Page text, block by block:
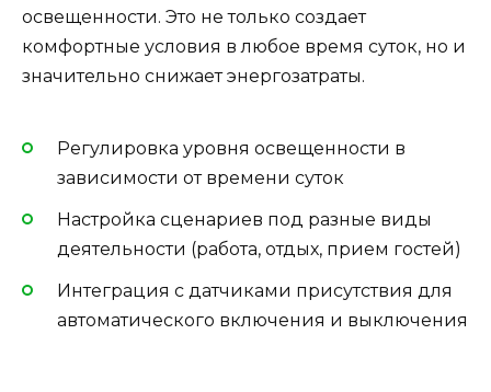
освещенности. Это не только создает
комфортные условия в любое время суток, но и
значительно снижает энергозатраты.
Регулировка уровня освещенности в
зависимости от времени суток
Настройка сценариев под разные виды
деятельности (работа, отдых, прием гостей)
Интеграция с датчиками присутствия для
автоматического включения и выключения